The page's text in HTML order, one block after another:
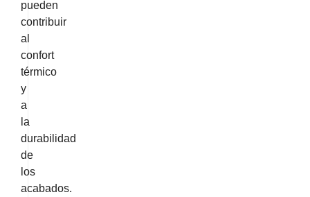
pueden
contribuir
al
confort
térmico
y
a
la
durabilidad
de
los
acabados.